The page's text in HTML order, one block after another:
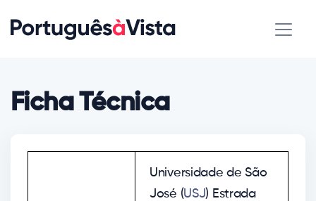
Ficha Técnica
Universidade de São
José (USJ) Estrada